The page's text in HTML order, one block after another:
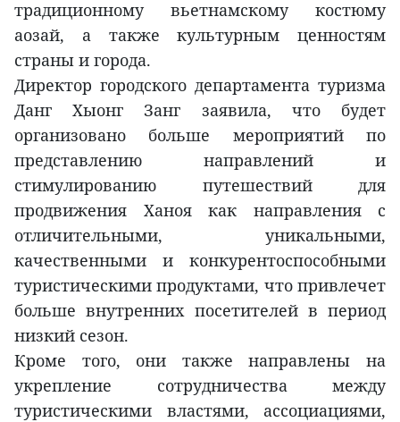
традиционному вьетнамскому костюму
аозай, а также культурным ценностям
страны и города.
Директор городского департамента туризма
Данг Хыонг Занг заявила, что будет
организовано больше мероприятий по
представлению направлений и
стимулированию путешествий для
продвижения Ханоя как направления с
отличительными, уникальными,
качественными и конкурентоспособными
туристическими продуктами, что привлечет
больше внутренних посетителей в период
низкий сезон.
Кроме того, они также направлены на
укрепление сотрудничества между
туристическими властями, ассоциациями,